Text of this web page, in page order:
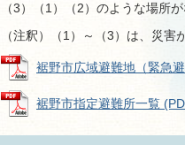
（3）（1）（2）のような場所が
（注釈）（1）～（3）は、災害
裾野市広域避難地（緊急
裾野市指定避難所一覧